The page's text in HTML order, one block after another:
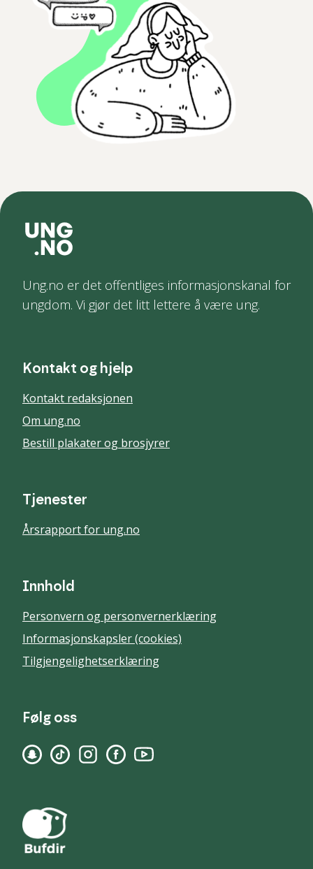
Ung.no er det offentliges informasjonskanal for
ungdom. Vi gjør det litt lettere å være ung.
Kontakt og hjelp
Kontakt redaksjonen
Om ung.no
Bestill plakater og brosjyrer
Tjenester
Årsrapport for ung.no
Innhold
Personvern og personvernerklæring
Informasjonskapsler (cookies)
Tilgjengelighetserklæring
Følg oss